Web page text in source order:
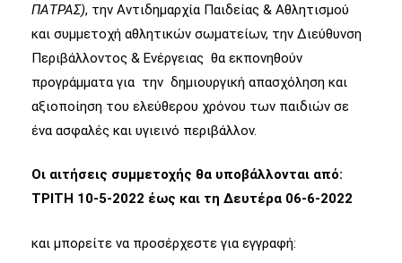
ΠΑΤΡΑΣ), την Αντιδημαρχία Παιδείας & Αθλητισμού
και συμμετοχή αθλητικών σωματείων, την Διεύθυνση
Περιβάλλοντος & Ενέργειας θα εκπονηθούν
προγράμματα για την δημιουργική απασχόληση και
αξιοποίηση του ελεύθερου χρόνου των παιδιών σε
ένα ασφαλές και υγιεινό περιβάλλον.
Οι αιτήσεις συμμετοχής θα υποβάλλονται από:
ΤΡΙΤΗ 10-5-2022 έως και τη Δευτέρα 06-6-2022
και μπορείτε να προσέρχεστε για εγγραφή: